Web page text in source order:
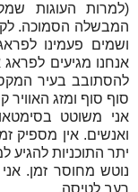
(למרות העוגות
ושמים פעמינו
להסתובב בעיר
סוף סוף ומזג האוויר
אני משוטט
ואנשים. אין מספיק
יתר התוכניות להגיע
נוטש מחוסר זמן.